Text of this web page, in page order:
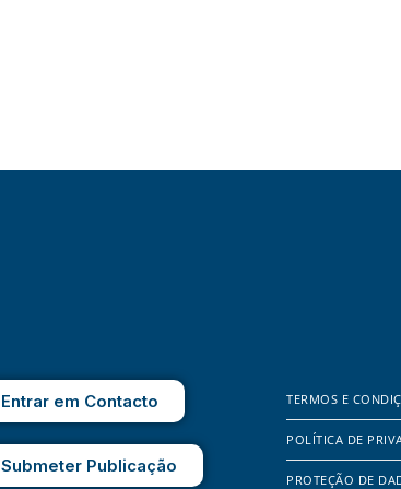
Entrar em Contacto
Submeter Publicação
TERMOS E
POLÍTICA DE
PROTEÇÃO DE